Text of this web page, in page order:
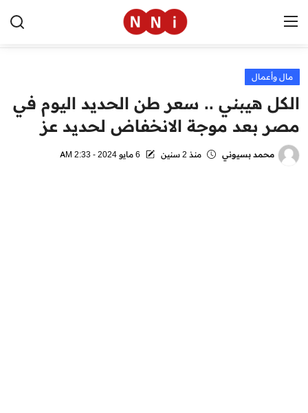
الرئيسية
اخبار مصر
العالم
مال وأعمال
الكل هيبني .. سعر طن الحديد اليوم في
مصر بعد موجة الانخفاض لحديد عز
محمد بسيوني منذ 2 سنين 6 مايو 2024 - 2:33 AM